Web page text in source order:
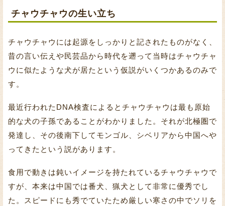
チャウチャウの生い立ち
チャウチャウには起源をしっかりと記されたものがなく、
昔の言い伝えや民芸品から時代を遡って当時はチャウチャ
ウに似たような犬が居たという仮説がいくつかあるのみで
す。
最近行われたDNA検査によるとチャウチャウは最も原始
的な犬の子孫であることがわかりました。それが北極圏で
発達し、その後南下してモンゴル、シベリアから中国へや
ってきたという説があります。
食用で動きは鈍いイメージを持たれているチャウチャウで
すが、本来は中国では番犬、猟犬として非常に優秀でし
た。スピードにも秀でていたため厳しい寒さの中でソリを